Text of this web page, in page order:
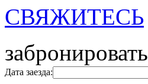
СВЯЖИТЕСЬ
забронировать
Дата заезда: